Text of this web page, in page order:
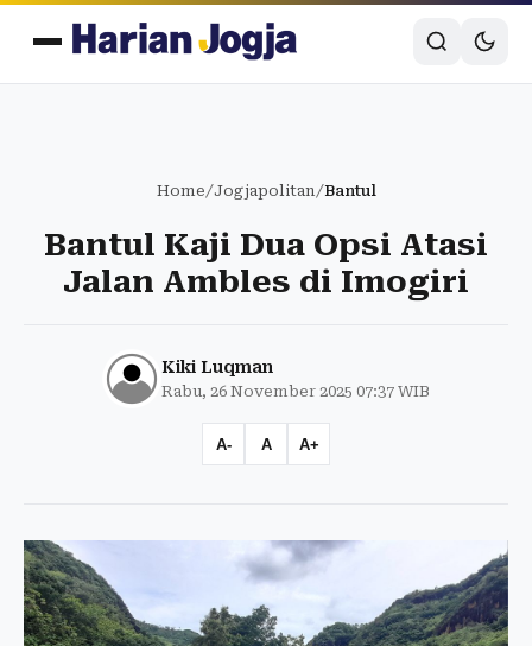
Home/Jogjapolitan/Bantul
Bantul Kaji Dua Opsi Atasi
Jalan Ambles di Imogiri
Kiki Luqman
Rabu, 26 November 2025 07:37 WIB
A- A A+